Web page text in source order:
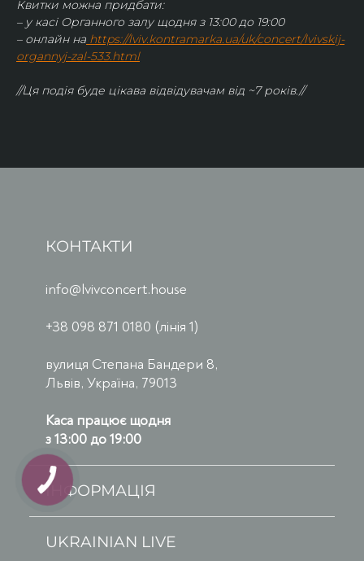
Квитки можна придбати:
– у касі Органного залу щодня з 13:00 до 19:00
– онлайн на https://lviv.kontramarka.ua/uk/concert/lvivskij-
organnyj-zal-533.html
//Ця подія буде цікава відвідувачам від ~7 років.//
КОНТАКТИ
info@lvivconcert.house
+38 098 871 0180 (лінія 1)
вулиця Степана Бандери 8,
Львів, Україна, 79013
Каса працює щодня
з 13:00 до 19:00
ІНФОРМАЦІЯ
UKRAINIAN LIVE